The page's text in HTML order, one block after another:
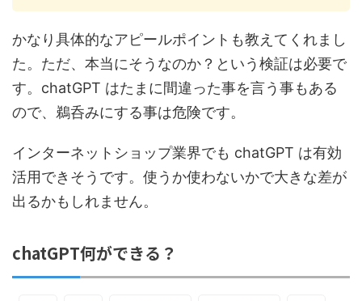
かなり具体的なアピールポイントも教えてくれまし
た。ただ、本当にそうなのか？という検証は必要で
す。chatGPT はたまに間違った事を言う事もある
ので、鵜呑みにする事は危険です。
インターネットショップ業界でも chatGPT は有効
活用できそうです。使うか使わないかで大きな差が
出るかもしれません。
chatGPT何ができる？